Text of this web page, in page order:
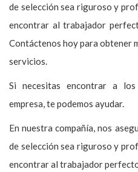
de selección sea riguroso y
encontrar al trabajador
Contáctenos hoy para obtener
servicios.
Si necesitas encontrar a
empresa, te podemos ayudar.
En nuestra compañía, nos
de selección sea riguroso y
encontrar al trabajador